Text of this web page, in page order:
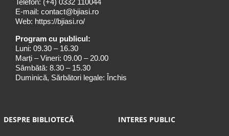
Telefon: (+4) 0332 110044
E-mail: contact@bjiasi.ro
Web: https://bjiasi.ro/
Program cu publicul:
Luni: 09.30 – 16.30
Marți – Vineri: 09.00 – 20.00
Sâmbătă: 8.30 – 15.30
Duminică, Sărbători legale: Închis
DESPRE BIBLIOTECĂ INTERES PUBLIC